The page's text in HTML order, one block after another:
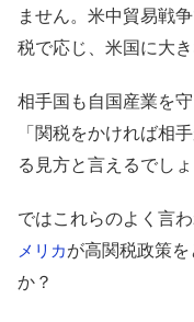
ません。米中貿易戦争
税で応じ、米国に大
相手国も自国産業を
「関税をかければ相
る見方と言えるでしょ
ではこれらのよく言
メリカが高関税政策
か？